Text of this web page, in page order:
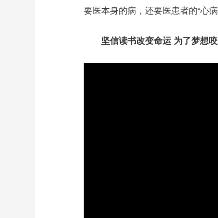
要医本身的病，还要医患者的“心病
坚信读书改变命运 为了梦想咬